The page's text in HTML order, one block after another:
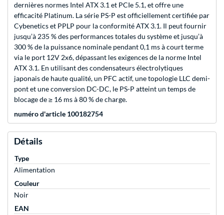
dernières normes Intel ATX 3.1 et PCIe 5.1, et offre une
efficacité Platinum. La série PS-P est officiellement certifiée par
Cybenetics et PPLP pour la conformité ATX 3.1. Il peut fournir
jusqu’à 235 % des performances totales du système et jusqu’à
300 % de la puissance nominale pendant 0,1 ms à court terme
via le port 12V 2x6, dépassant les exigences de la norme Intel
ATX 3.1. En utilisant des condensateurs électrolytiques
japonais de haute qualité, un PFC actif, une topologie LLC demi-
pont et une conversion DC-DC, le PS-P atteint un temps de
blocage de ≥ 16 ms à 80 % de charge.
numéro d'article 100182754
Détails
Type
Alimentation
Couleur
Noir
EAN